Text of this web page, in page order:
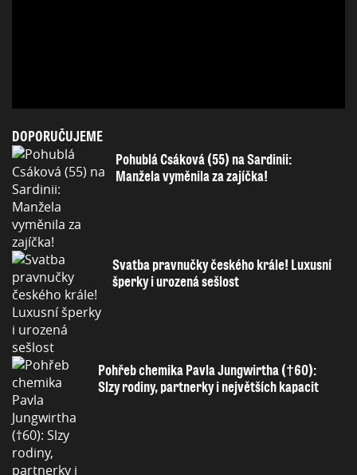
DOPORUČUJEME
Pohublá Csáková (55) na Sardinii:
Manžela vyměnila za zajíčka!
Svatba pravnučky českého krále! Luxusní
šperky i urozená sešlost
Pohřeb chemika Pavla Jungwirtha (†60):
Slzy rodiny, partnerky i největších kapacit